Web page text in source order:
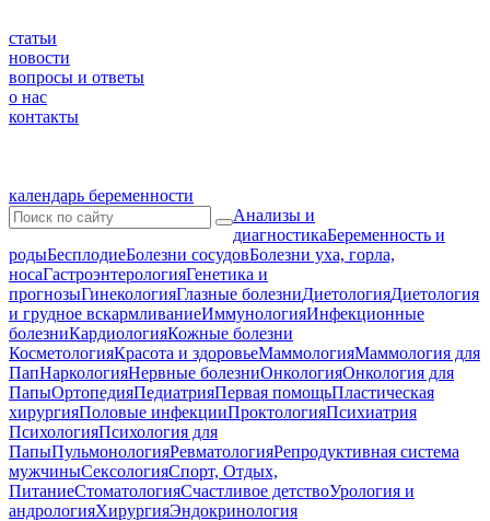
статьи
новости
вопросы и ответы
о нас
контакты
календарь беременности
Анализы и
диагностикаБеременность и
родыБесплодиеБолезни сосудовБолезни уха, горла,
носаГастроэнтерологияГенетика и
прогнозыГинекологияГлазные болезниДиетологияДиетология
и грудное вскармливаниеИммунологияИнфекционные
болезниКардиологияКожные болезни
КосметологияКрасота и здоровьеМаммологияМаммология для
ПапНаркологияНервные болезниОнкологияОнкология для
ПапыОртопедияПедиатрияПервая помощьПластическая
хирургияПоловые инфекцииПроктологияПсихиатрия
ПсихологияПсихология для
ПапыПульмонологияРевматологияРепродуктивная система
мужчиныСексологияСпорт, Отдых,
ПитаниеСтоматологияСчастливое детствоУрология и
андрологияХирургияЭндокринология